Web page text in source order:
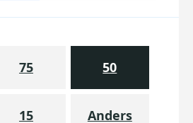
75 50
15 Anders